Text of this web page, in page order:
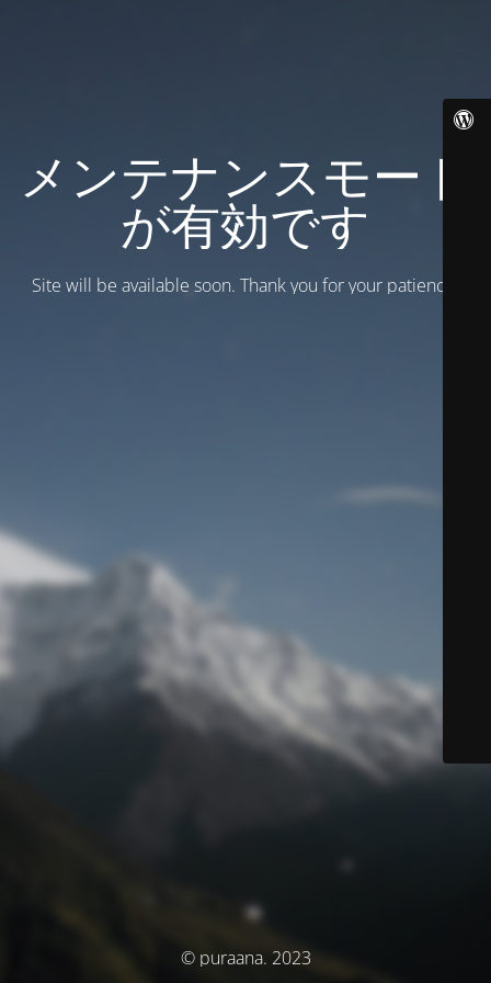
メンテナンスモード
が有効です
Site will be available soon. Thank you for your patience!
© puraana. 2023